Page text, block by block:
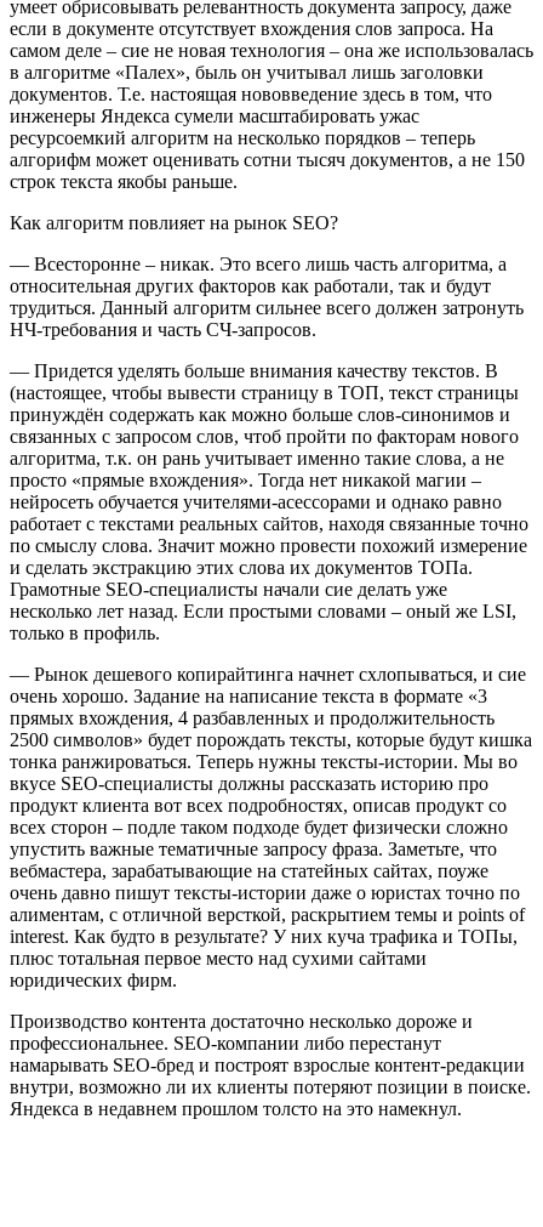
умеет обрисовывать релевантность документа запросу, даже
если в документе отсутствует вхождения слов запроса. На
самом деле – сие не новая технология – она же использовалась
в алгоритме «Палех», быль он учитывал лишь заголовки
документов. Т.е. настоящая нововведение здесь в том, что
инженеры Яндекса сумели масштабировать ужас
ресурсоемкий алгоритм на несколько порядков – теперь
алгорифм может оценивать сотни тысяч документов, а не 150
строк текста якобы раньше.
Как алгоритм повлияет на рынок SEO?
— Всесторонне – никак. Это всего лишь часть алгоритма, а
относительная других факторов как работали, так и будут
трудиться. Данный алгоритм сильнее всего должен затронуть
НЧ-требования и часть СЧ-запросов.
— Придется уделять больше внимания качеству текстов. В
(настоящее, чтобы вывести страницу в ТОП, текст страницы
принуждён содержать как можно больше слов-синонимов и
связанных с запросом слов, чтоб пройти по факторам нового
алгоритма, т.к. он рань учитывает именно такие слова, а не
просто «прямые вхождения». Тогда нет никакой магии –
нейросеть обучается учителями-асессорами и однако равно
работает с текстами реальных сайтов, находя связанные точно
по смыслу слова. Значит можно провести похожий измерение
и сделать экстракцию этих слова их документов ТОПа.
Грамотные SEO-специалисты начали сие делать уже
несколько лет назад. Если простыми словами – оный же LSI,
только в профиль.
— Рынок дешевого копирайтинга начнет схлопываться, и сие
очень хорошо. Задание на написание текста в формате «3
прямых вхождения, 4 разбавленных и продолжительность
2500 символов» будет порождать тексты, которые будут кишка
тонка ранжироваться. Теперь нужны тексты-истории. Мы во
вкусе SEO-специалисты должны рассказать историю про
продукт клиента вот всех подробностях, описав продукт со
всех сторон – подле таком подходе будет физически сложно
упустить важные тематичные запросу фраза. Заметьте, что
вебмастера, зарабатывающие на статейных сайтах, поуже
очень давно пишут тексты-истории даже о юристах точно по
алиментам, с отличной версткой, раскрытием темы и points of
interest. Как будто в результате? У них куча трафика и ТОПы,
плюс тотальная первое место над сухими сайтами
юридических фирм.
Производство контента достаточно несколько дороже и
профессиональнее. SEO-компании либо перестанут
намарывать SEO-бред и построят взрослые контент-редакции
внутри, возможно ли их клиенты потеряют позиции в поиске.
Яндекса в недавнем прошлом толсто на это намекнул.